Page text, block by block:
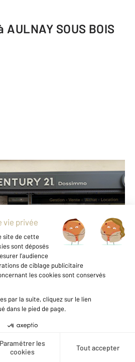
Créer une alerte
SOUS BOIS
21 Dossimmo
Anatole France
SOUS BOIS - 93600
un message
à l'agence
est notée
Avis authentifiés par
Qualitelis